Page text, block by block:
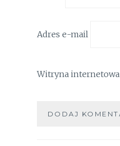
Adres e-mail
Witryna internetowa